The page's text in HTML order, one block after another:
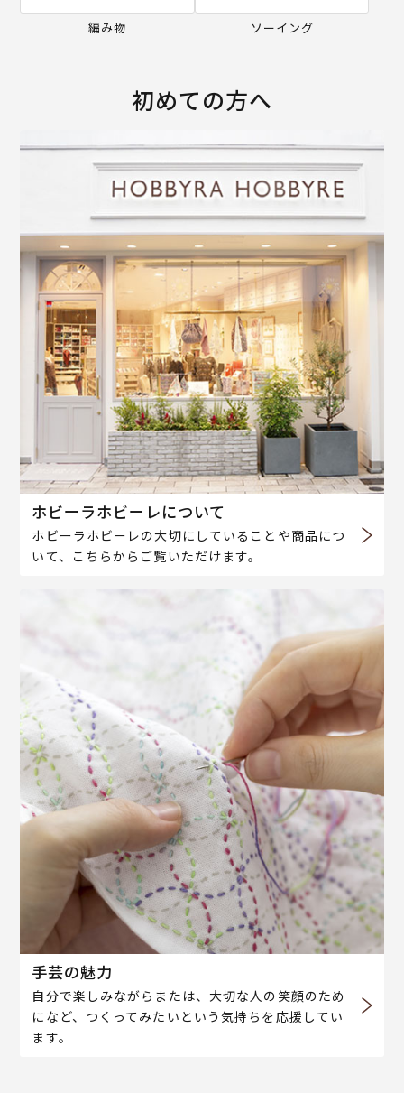
編み物 ソーイング
初めての方へ
ホビーラホビーレについて
ホビーラホビーレの大切にしていることや商品につ
いて、こちらからご覧いただけます。
手芸の魅力
自分で楽しみながらまたは、大切な人の笑顔のため
になど、つくってみたいという気持ちを応援してい
ます。